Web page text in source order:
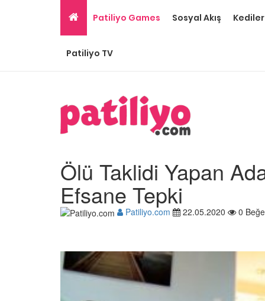
Patiliyo Games Sosyal Akış Kediler
Patiliyo TV
Ölü Taklidi Yapan
Efsane Tepki
Patiliyo.com 22.05.2020 0
Kolay 14 Evcil Hayvan
Köpeklerle İlgili Ünlü